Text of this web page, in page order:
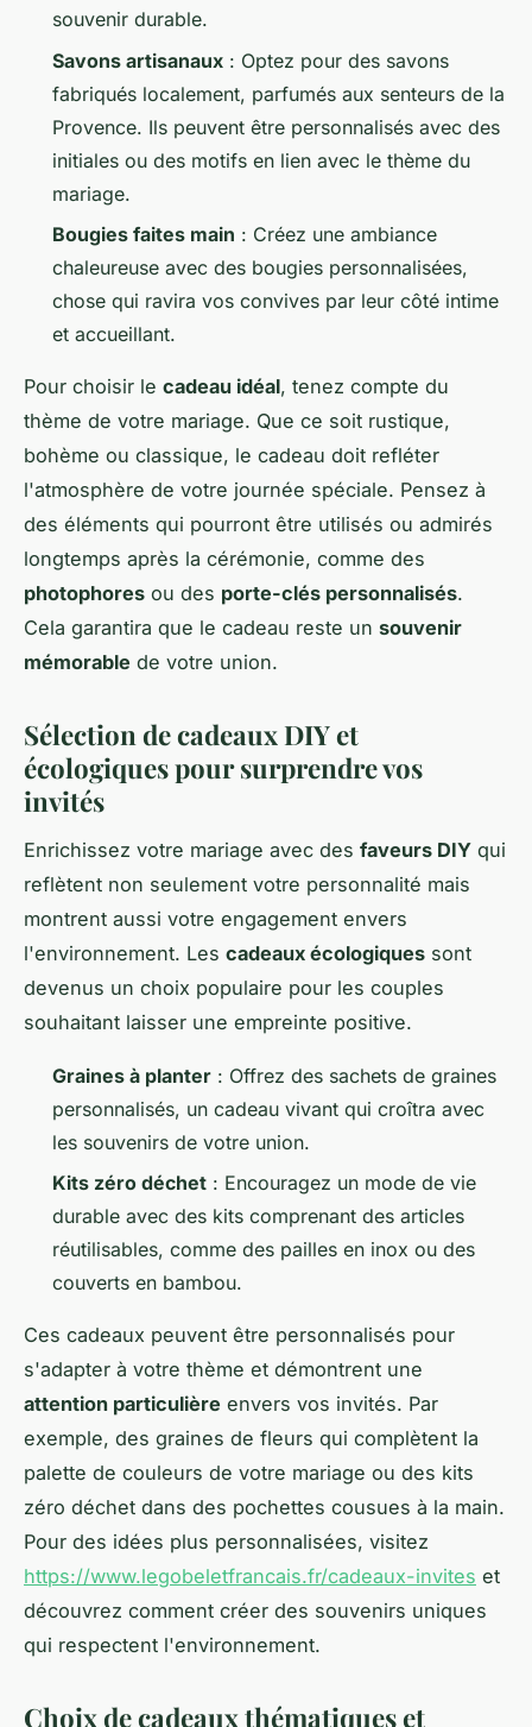
souvenir durable.
Savons artisanaux : Optez pour des savons
fabriqués localement, parfumés aux senteurs de la
Provence. Ils peuvent être personnalisés avec des
initiales ou des motifs en lien avec le thème du
mariage.
Bougies faites main : Créez une ambiance
chaleureuse avec des bougies personnalisées,
chose qui ravira vos convives par leur côté intime
et accueillant.
Pour choisir le cadeau idéal, tenez compte du
thème de votre mariage. Que ce soit rustique,
bohème ou classique, le cadeau doit refléter
l'atmosphère de votre journée spéciale. Pensez à
des éléments qui pourront être utilisés ou admirés
longtemps après la cérémonie, comme des
photophores ou des porte-clés personnalisés.
Cela garantira que le cadeau reste un souvenir
mémorable de votre union.
Sélection de cadeaux DIY et
écologiques pour surprendre vos
invités
Enrichissez votre mariage avec des faveurs DIY qui
reflètent non seulement votre personnalité mais
montrent aussi votre engagement envers
l'environnement. Les cadeaux écologiques sont
devenus un choix populaire pour les couples
souhaitant laisser une empreinte positive.
Graines à planter : Offrez des sachets de graines
personnalisés, un cadeau vivant qui croîtra avec
les souvenirs de votre union.
Kits zéro déchet : Encouragez un mode de vie
durable avec des kits comprenant des articles
réutilisables, comme des pailles en inox ou des
couverts en bambou.
Ces cadeaux peuvent être personnalisés pour
s'adapter à votre thème et démontrent une
attention particulière envers vos invités. Par
exemple, des graines de fleurs qui complètent la
palette de couleurs de votre mariage ou des kits
zéro déchet dans des pochettes cousues à la main.
Pour des idées plus personnalisées, visitez
https://www.legobeletfrancais.fr/cadeaux-invites et
découvrez comment créer des souvenirs uniques
qui respectent l'environnement.
Choix de cadeaux thématiques et